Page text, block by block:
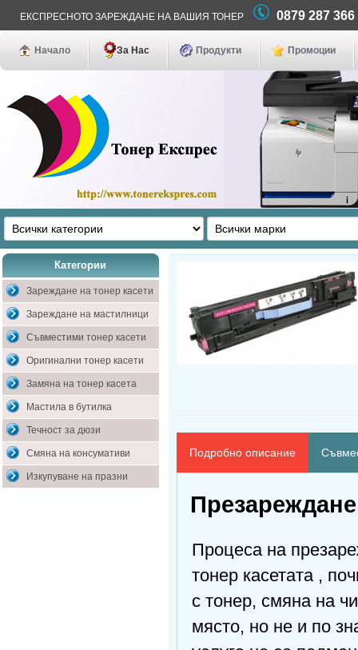
ЕКСПРЕСНОТО ЗАРЕЖДАНЕ НА ВАШИЯ ТОНЕР 0879 287
Начало За Нас Продукти Промоции
Категории
Зареждане на тонер касети
Зареждане на мастилници
Съвместими тонер касети
Оригинални тонер касети
Замяна на тонер касета
Мастила в бутилка
Течност за дюзи
Смяна на консумативи
Изкупуване на празни
Подробно описание
Процеса на
тонер касетата ,
с тонер, смяна на
място, но не и по